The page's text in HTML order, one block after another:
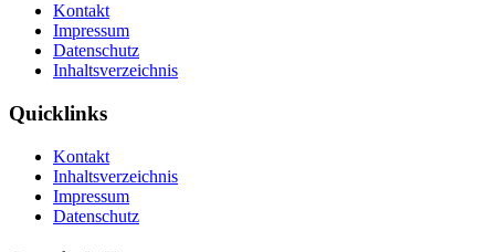
Kontakt
Impressum
Datenschutz
Inhaltsverzeichnis
Quicklinks
Kontakt
Inhaltsverzeichnis
Impressum
Datenschutz